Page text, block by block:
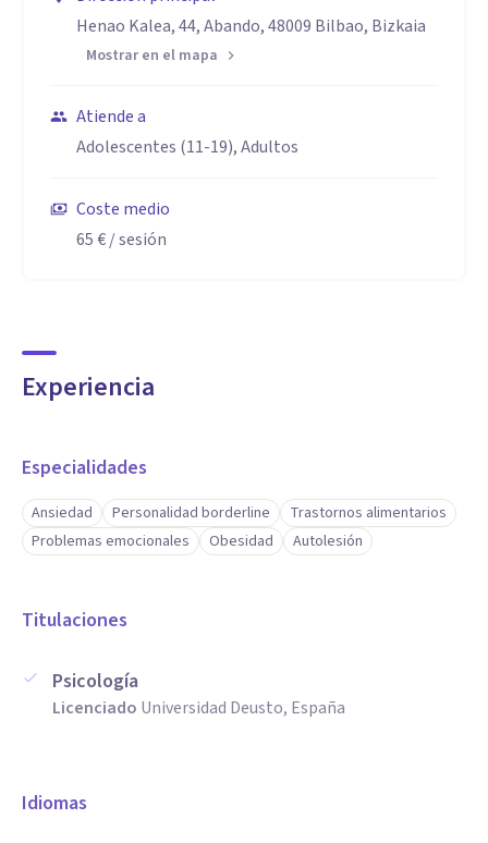
Henao Kalea, 44, Abando, 48009 Bilbao, Bizkaia
Mostrar en el mapa
Atiende a
Adolescentes (11-19), Adultos
Coste medio
65 €/ sesión
Experiencia
Especialidades
Ansiedad Personalidad borderline
Trastornos alimentarios
Problemas emocionales
Obesidad Autolesión
Titulaciones
Psicología
Licenciado Universidad Deusto, España
Idiomas